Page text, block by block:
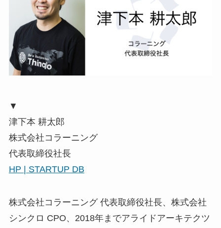
▼
津下本 耕太郎
株式会社コラーニング
代表取締役社長
HP | STARTUP DB
株式会社コラーニング 代表取締役社長、株式会社
シンクロ CPO、2018年までアライドアーキテクツ